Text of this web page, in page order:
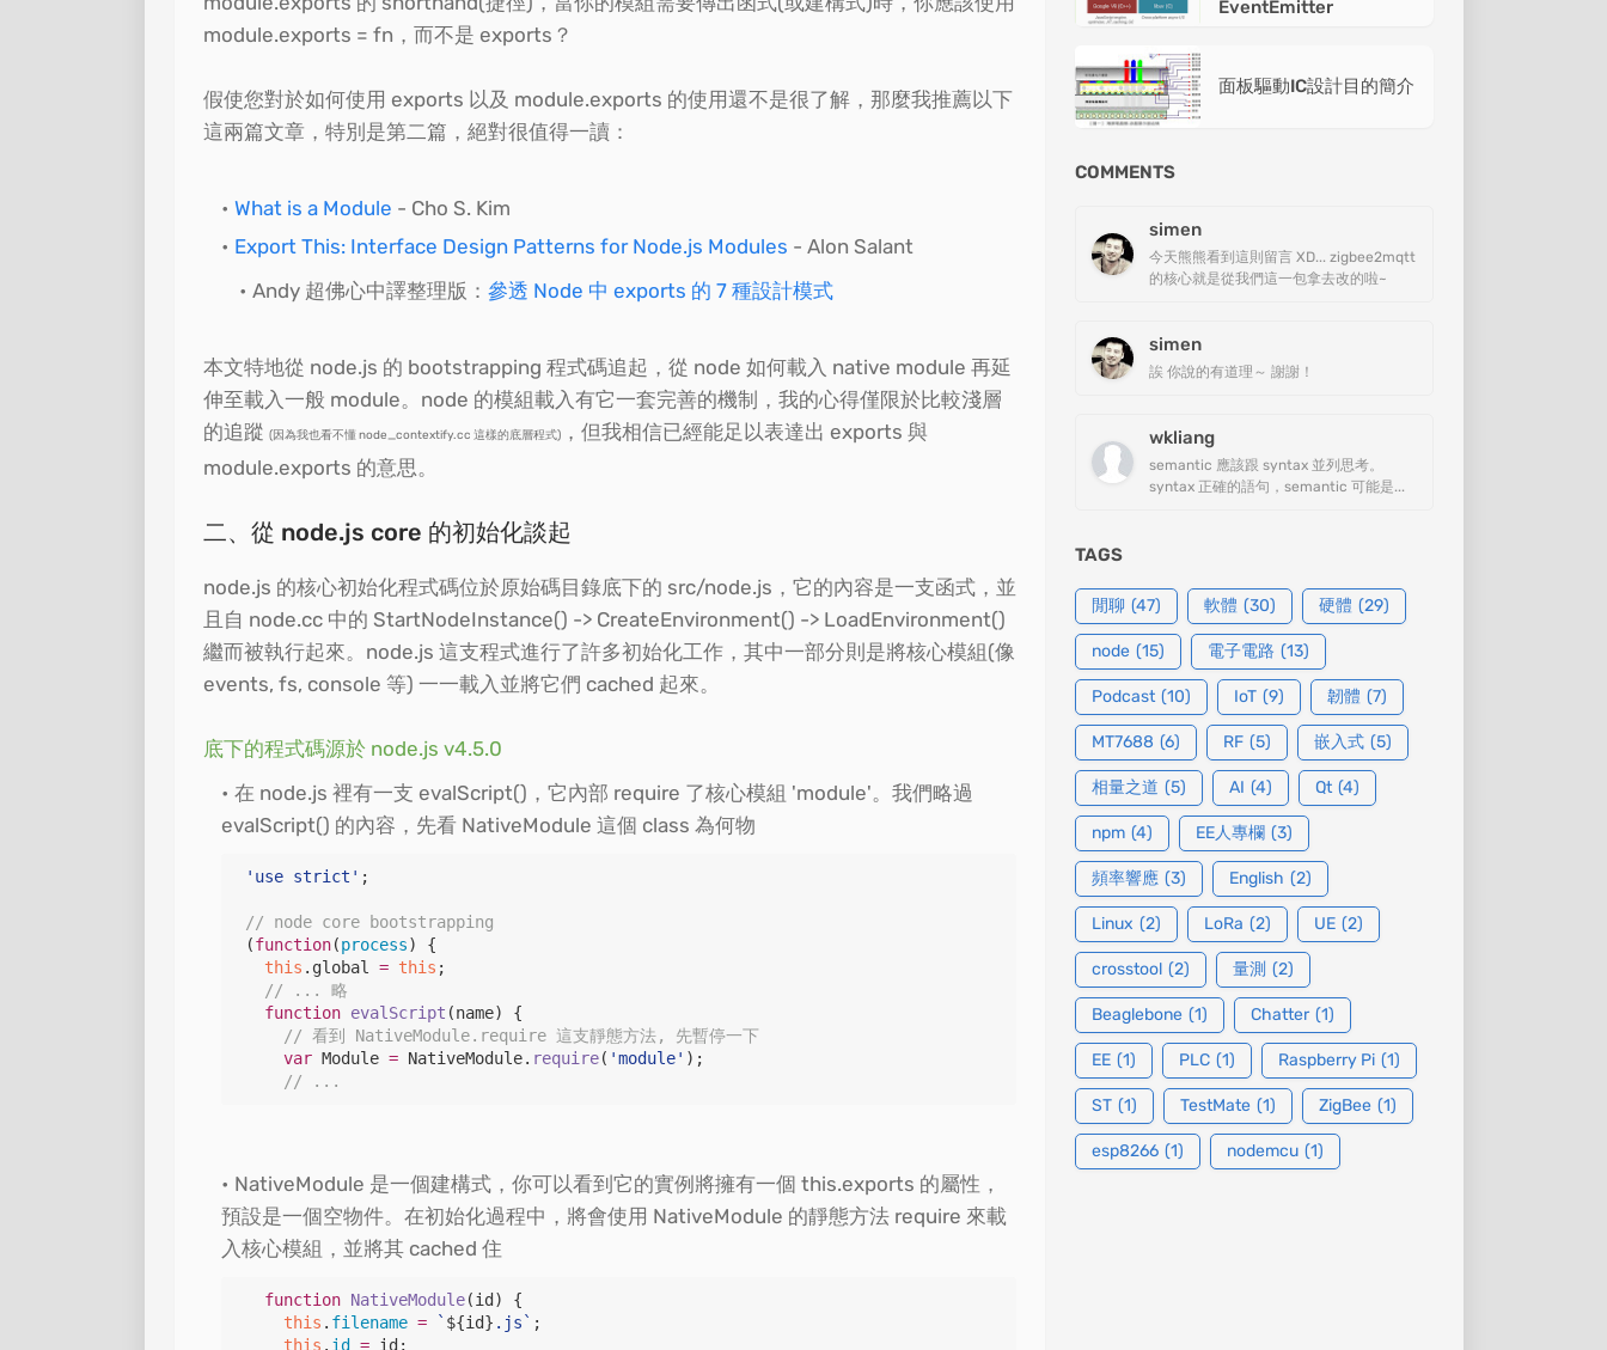
module.exports = fn，而不是 exports？
假使您對於如何使用 exports 以及 module.exports 的使用還不是很了解，那麼我推薦以下
這兩篇文章，特別是第二篇，絕對很值得一讀：
What is a Module - Cho S. Kim
Export This: Interface Design Patterns for Node.js Modules - Alon Salant
Andy 超佛心中譯整理版： 參透 Node 中 exports 的 7 種設計模式
本文特地從 node.js 的 bootstrapping 程式碼追起，從 node 如何載入 native module 再延
伸至載入一般 module。node 的模組載入有它一套完善的機制，我的心得僅限於比較淺層
的追蹤 (因為我也看不懂 node_contextify.cc 這樣的底層程式)，但我相信已經能足以表達出 exports 與
module.exports 的意思。
二、從 node.js core 的初始化談起
node.js 的核心初始化程式碼位於原始碼目錄底下的 src/node.js，它的內容是一支函式，並
且自 node.cc 中的 StartNodeInstance() -> CreateEnvironment() -> LoadEnvironment()
繼而被執行起來。node.js 這支程式進行了許多初始化工作，其中一部分則是將核心模組(像
events, fs, console 等) 一一載入並將它們 cached 起來。
底下的程式碼源於 node.js v4.5.0
在 node.js 裡有一支 evalScript()，它內部 require 了核心模組 'module'。我們略過
evalScript() 的內容，先看 NativeModule 這個 class 為何物
' use strict ' ;
// node core bootstrapping
(function(process) {
this . global = this ;
// ... 略
function evalScript (name) {
// 看到 NativeModule.require 這支靜態方法, 先暫停一下
var Module = NativeModule. require( 'module' );
// ...
NativeModule 是一個建構式，你可以看到它的實例將擁有一個 this.exports 的屬性，
預設是一個空物件。在初始化過程中，將會使用 NativeModule 的靜態方法 require 來載
入核心模組，並將其 cached 住
function NativeModule(id ) {
this . filename = ` ${id} .js ` ;
this . id = id;
EventEmitter
面板驅動IC設計目的簡介
COMMENTS
simen
今天熊熊看到這則留言 XD... zigbee2mqtt
的核心就是從我們這一包拿去改的啦~
simen
誒 你說的有道理～ 謝謝！
wkliang
semantic 應該跟 syntax 並列思考。
syntax 正確的語句，semantic 可能是...
TAGS
閒聊 (47) 軟體 (30) 硬體 (29)
node (15) 電子電路 (13)
Podcast (10) IoT (9) 韌體 (7)
MT7688 (6) RF (5) 嵌入式 (5)
相量之道 (5) AI (4) Qt (4)
npm (4) EE人專欄 (3)
頻率響應 (3) English (2)
Linux (2) LoRa (2) UE (2)
crosstool (2) 量測 (2)
Beaglebone (1) Chatter (1)
EE (1) PLC (1) Raspberry Pi (1)
ST (1) TestMate (1) ZigBee (1)
esp8266 (1) nodemcu (1)